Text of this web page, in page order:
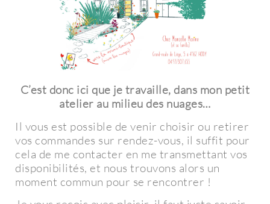
C’est donc ici que je travaille, dans mon petit
atelier au milieu des nuages…
Il vous est possible de venir choisir ou retirer
vos commandes sur rendez-vous, il suffit pour
cela de me contacter en me transmettant vos
disponibilités, et nous trouvons alors un
moment commun pour se rencontrer !